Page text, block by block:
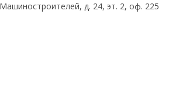
д. 24, эт. 2, оф. 225